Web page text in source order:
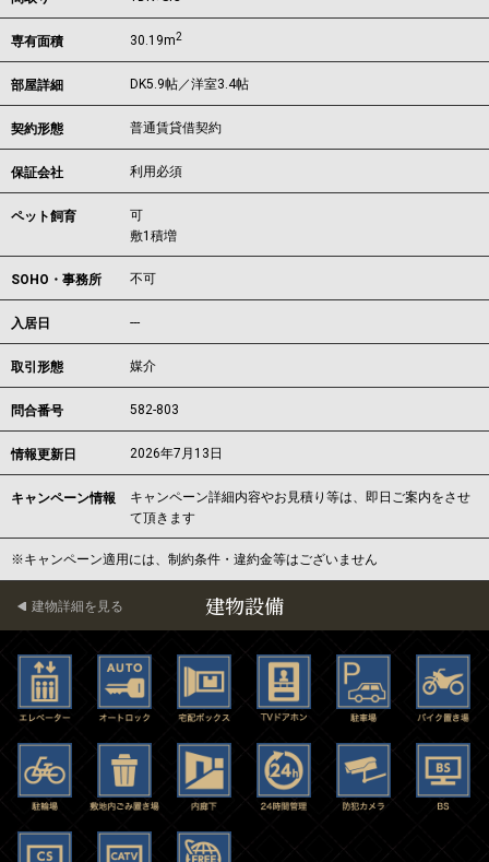
専有面積 30.19m2
部屋詳細 DK5.9帖／洋室3.4帖
契約形態 普通賃貸借契約
保証会社 利用必須
ペット飼育
可
敷1積増
SOHO・事務所 不可
入居日 ---
取引形態 媒介
問合番号 582-803
情報更新日 2026年7月13日
キャンペーン情報
キャンペーン詳細内容やお見積り等は、即日ご案内をさせ
て頂きます
※キャンペーン適用には、制約条件・違約金等はございません
建物設備
建物詳細を見る